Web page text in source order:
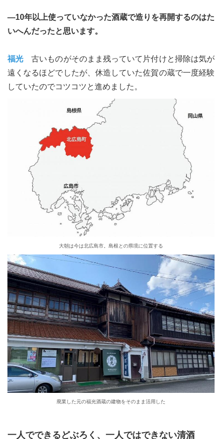
―10年以上使っていなかった酒蔵で造りを再開するのはた
いへんだったと思います。
福光 古いものがそのまま残っていて片付けと掃除は気が
遠くなるほどでしたが、休造していた佐賀の蔵で一度経験
していたのでコツコツと進めました。
大朝は今は北広島市。島根との県境に位置する
廃業した元の福光酒蔵の建物をそのまま活用した
一人でできるどぶろく、一人ではできない清酒